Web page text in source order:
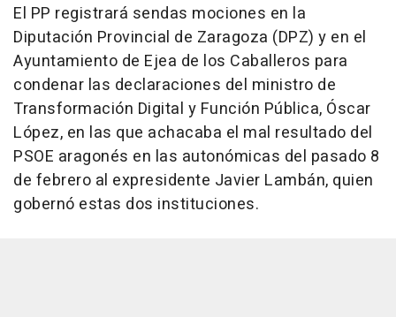
El PP registrará sendas mociones en la
Diputación Provincial de Zaragoza (DPZ) y en el
Ayuntamiento de Ejea de los Caballeros para
condenar las declaraciones del ministro de
Transformación Digital y Función Pública, Óscar
López, en las que achacaba el mal resultado del
PSOE aragonés en las autonómicas del pasado 8
de febrero al expresidente Javier Lambán, quien
gobernó estas dos instituciones.